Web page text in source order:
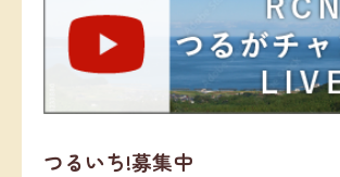
つるいち!募集中